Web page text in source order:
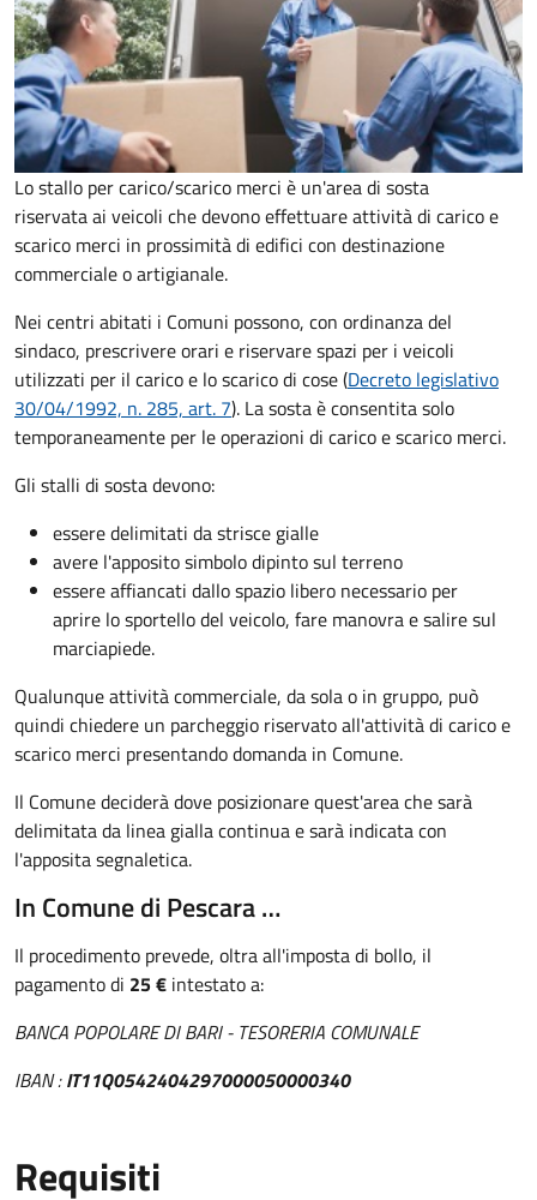
Lo stallo per carico/scarico merci è un'area di sosta
riservata ai veicoli che devono effettuare attività di carico e
scarico merci in prossimità di edifici con destinazione
commerciale o artigianale.
Nei centri abitati i Comuni possono, con ordinanza del
sindaco, prescrivere orari e riservare spazi per i veicoli
utilizzati per il carico e lo scarico di cose (Decreto legislativo
30/04/1992, n. 285, art. 7). La sosta è consentita solo
temporaneamente per le operazioni di carico e scarico merci.
Gli stalli di sosta devono:
essere delimitati da strisce gialle
avere l'apposito simbolo dipinto sul terreno
essere affiancati dallo spazio libero necessario per
aprire lo sportello del veicolo, fare manovra e salire sul
marciapiede.
Qualunque attività commerciale, da sola o in gruppo, può
quindi chiedere un parcheggio riservato all'attività di carico e
scarico merci presentando domanda in Comune.
Il Comune deciderà dove posizionare quest'area che sarà
delimitata da linea gialla continua e sarà indicata con
l'apposita segnaletica.
In Comune di Pescara …
Il procedimento prevede, oltra all'imposta di bollo, il
pagamento di 25 € intestato a:
BANCA POPOLARE DI BARI - TESORERIA COMUNALE
IBAN :IT11Q0542404297000050000340
Requisiti